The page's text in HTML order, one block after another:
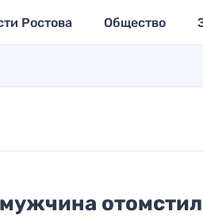
Ростова Общество
отомстил